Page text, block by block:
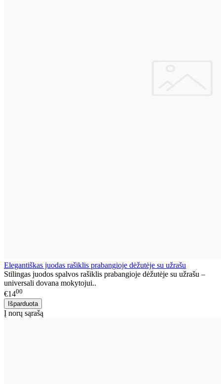
Elegantiškas juodas rašiklis prabangioje dėžutėje su užrašu
Stilingas juodos spalvos rašiklis prabangioje dėžutėje su užrašu –
universali dovana mokytojui..
€1400
Į norų sąrašą